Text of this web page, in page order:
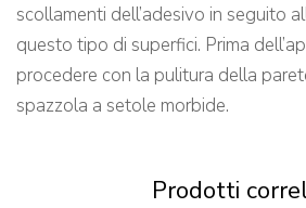
scollamenti dell’adesivo in seguito
questo tipo di superfici. Prima
procedere con la pulitura della
spazzola a setole morbide.
Prodotti